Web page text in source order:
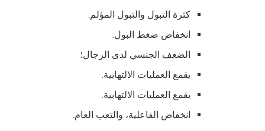
كثرة التبول والتبول المؤلم.
انخفاض ضغط البول.
الضعف الجنسي لدى الرجال؛
يقمع العمليات الالتهابية.
يقمع العمليات الالتهابية.
انخفاض الفاعلية، والتعب العام.